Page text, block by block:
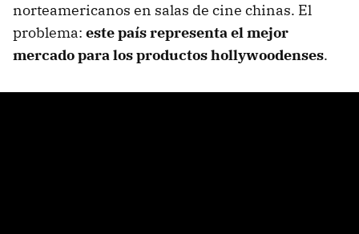
norteamericanos en salas de cine chinas. El
problema: este país representa el mejor
mercado para los productos hollywoodenses.